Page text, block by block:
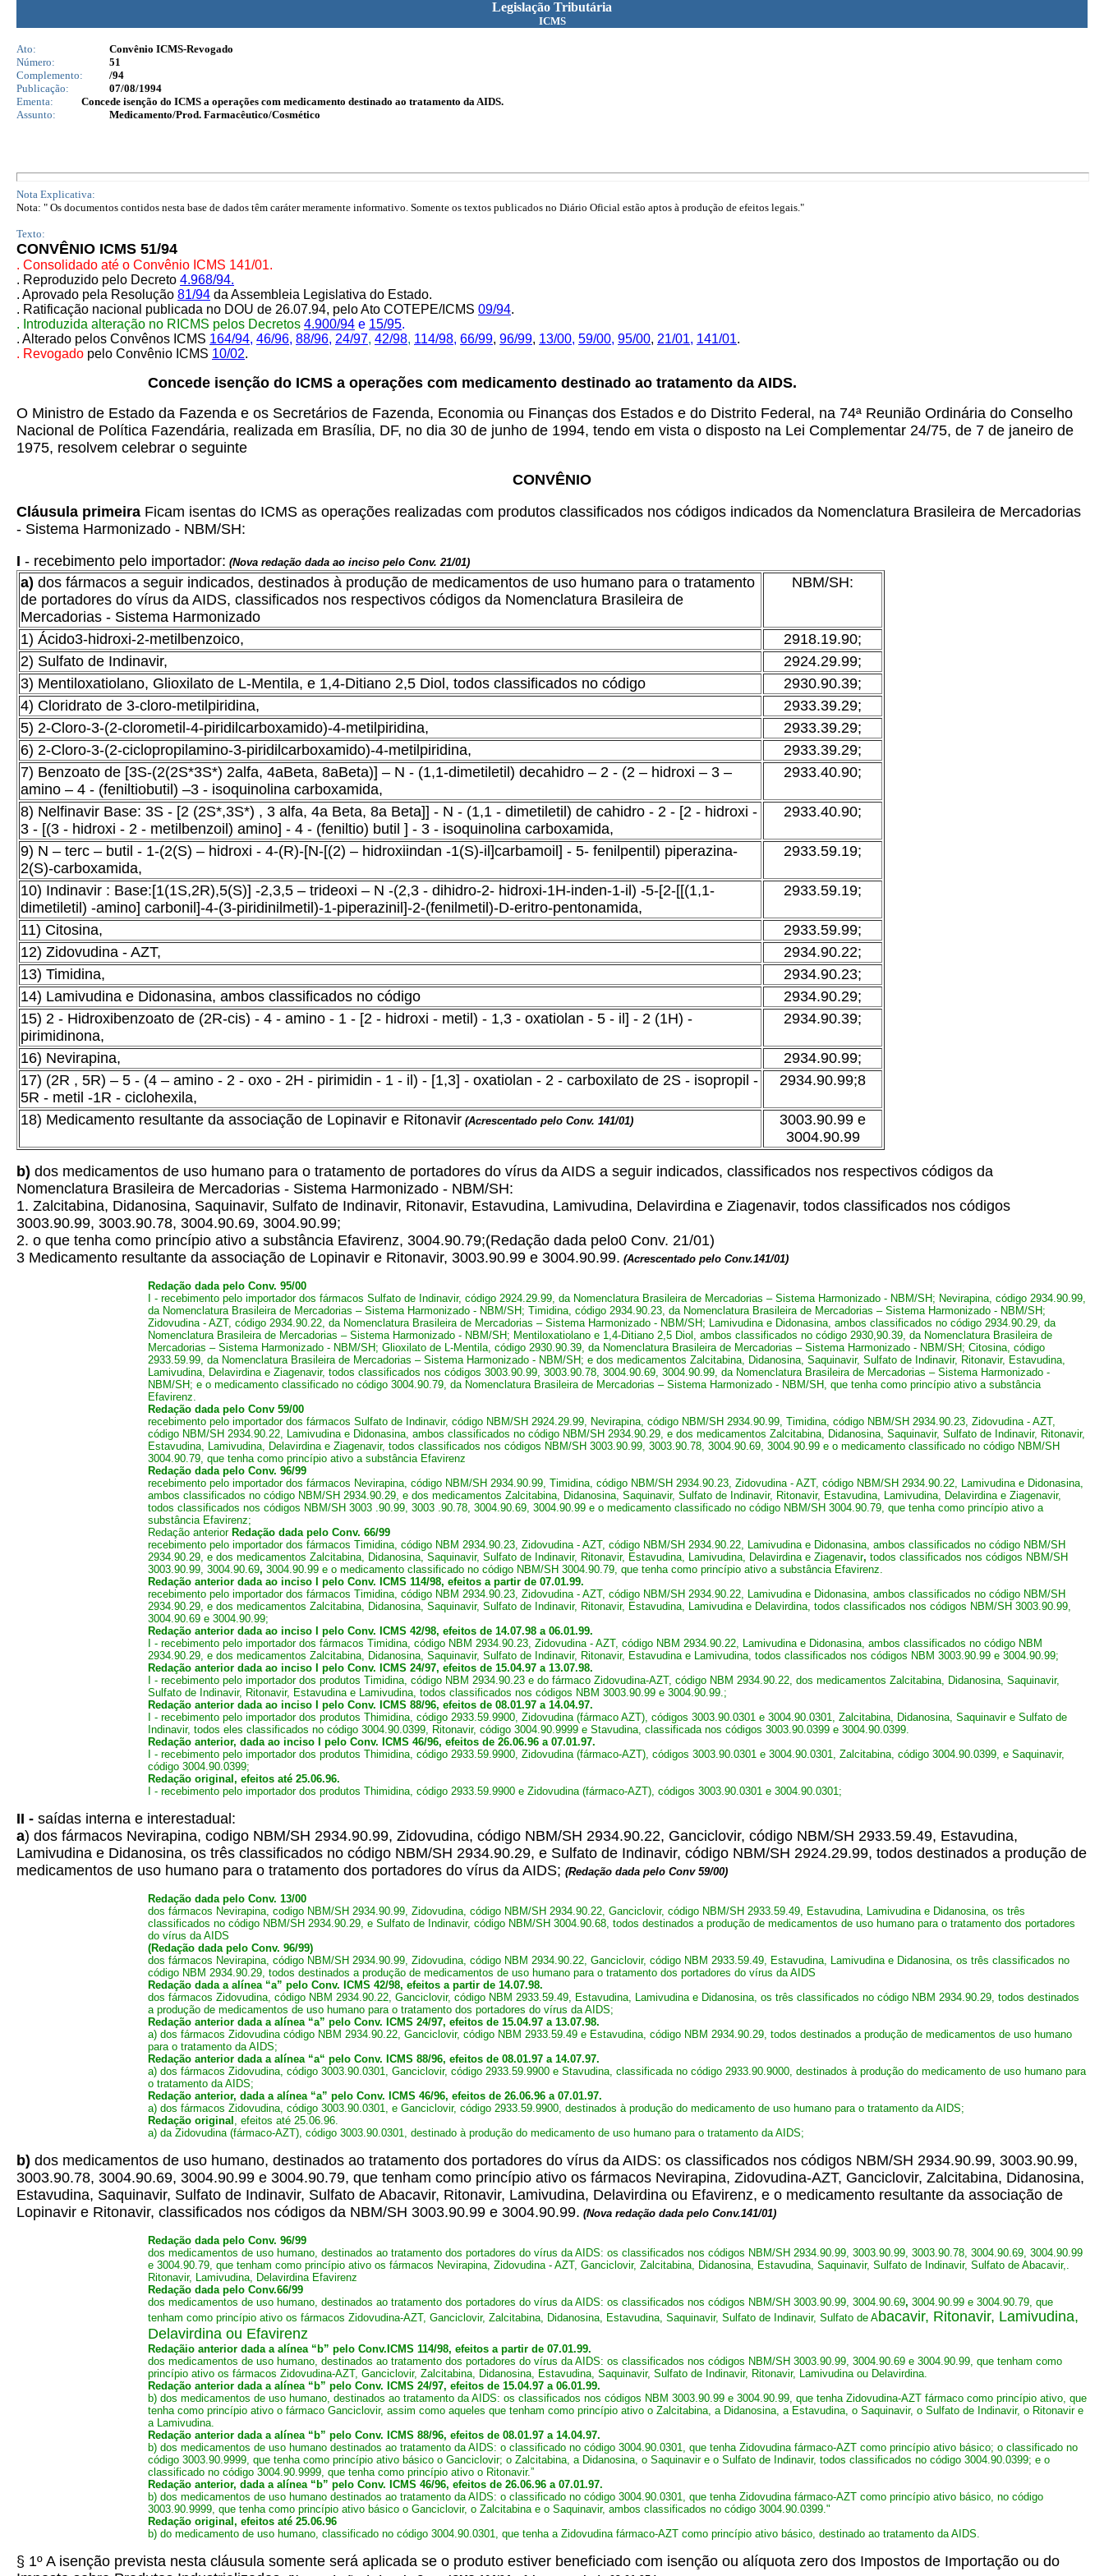
Legislação Tributária
ICMS
Ato:
Convênio ICMS-Revogado
Número:
51
Complemento:
/94
Publicação:
07/08/1994
Ementa:
Concede isenção do ICMS a operações com medicamento destinado ao tratamento da AIDS.
Assunto:
Medicamento/Prod. Farmacêutico/Cosmético
Nota Explicativa:
Nota: " Os documentos contidos nesta base de dados têm caráter meramente informativo. Somente os textos publicados no Diário Oficial estão aptos à produção de efeitos legais."
Texto:
CONVÊNIO ICMS 51/94
. Consolidado até o Convênio ICMS 141/01.
. Reproduzido pelo Decreto 4.968/94.
. Aprovado pela Resolução 81/94 da Assembleia Legislativa do Estado.
. Ratificação nacional publicada no DOU de 26.07.94, pelo Ato COTEPE/ICMS 09/94.
. Introduzida alteração no RICMS pelos Decretos 4.900/94 e 15/95.
. Alterado pelos Convênos ICMS 164/94, 46/96, 88/96, 24/97, 42/98, 114/98, 66/99, 96/99, 13/00, 59/00, 95/00, 21/01, 141/01.
. Revogado pelo Convênio ICMS 10/02.
Concede isenção do ICMS a operações com medicamento destinado ao tratamento da AIDS.
O Ministro de Estado da Fazenda e os Secretários de Fazenda, Economia ou Finanças dos Estados e do Distrito Federal, na 74ª Reunião Ordinária do Conselho
Nacional de Política Fazendária, realizada em Brasília, DF, no dia 30 de junho de 1994, tendo em vista o disposto na Lei Complementar 24/75, de 7 de janeiro de
1975, resolvem celebrar o seguinte
CONVÊNIO
Cláusula primeira Ficam isentas do ICMS as operações realizadas com produtos classificados nos códigos indicados da Nomenclatura Brasileira de Mercadorias
- Sistema Harmonizado - NBM/SH:
I - recebimento pelo importador: (Nova redação dada ao inciso pelo Conv. 21/01)
a) dos fármacos a seguir indicados, destinados à produção de medicamentos de uso humano para o tratamento
de portadores do vírus da AIDS, classificados nos respectivos códigos da Nomenclatura Brasileira de
Mercadorias - Sistema Harmonizado
NBM/SH:
1) Ácido3-hidroxi-2-metilbenzoico,
2918.19.90;
2) Sulfato de Indinavir,
2924.29.99;
3) Mentiloxatiolano, Glioxilato de L-Mentila, e 1,4-Ditiano 2,5 Diol, todos classificados no código
2930.90.39;
4) Cloridrato de 3-cloro-metilpiridina,
2933.39.29;
5) 2-Cloro-3-(2-clorometil-4-piridilcarboxamido)-4-metilpiridina,
2933.39.29;
6) 2-Cloro-3-(2-ciclopropilamino-3-piridilcarboxamido)-4-metilpiridina,
2933.39.29;
7) Benzoato de [3S-(2(2S*3S*) 2alfa, 4aBeta, 8aBeta)] – N - (1,1-dimetiletil) decahidro – 2 - (2 – hidroxi – 3 –
amino – 4 - (feniltiobutil) –3 - isoquinolina carboxamida,
2933.40.90;
8) Nelfinavir Base: 3S - [2 (2S*,3S*) , 3 alfa, 4a Beta, 8a Beta]] - N - (1,1 - dimetiletil) de cahidro - 2 - [2 - hidroxi -
3 - [(3 - hidroxi - 2 - metilbenzoil) amino] - 4 - (feniltio) butil ] - 3 - isoquinolina carboxamida,
2933.40.90;
9) N – terc – butil - 1-(2(S) – hidroxi - 4-(R)-[N-[(2) – hidroxiindan -1(S)-il]carbamoil] - 5- fenilpentil) piperazina-
2(S)-carboxamida,
2933.59.19;
10) Indinavir : Base:[1(1S,2R),5(S)] -2,3,5 – trideoxi – N -(2,3 - dihidro-2- hidroxi-1H-inden-1-il) -5-[2-[[(1,1-
dimetiletil) -amino] carbonil]-4-(3-piridinilmetil)-1-piperazinil]-2-(fenilmetil)-D-eritro-pentonamida,
2933.59.19;
11) Citosina,
2933.59.99;
12) Zidovudina - AZT,
2934.90.22;
13) Timidina,
2934.90.23;
14) Lamivudina e Didonasina, ambos classificados no código
2934.90.29;
15) 2 - Hidroxibenzoato de (2R-cis) - 4 - amino - 1 - [2 - hidroxi - metil) - 1,3 - oxatiolan - 5 - il] - 2 (1H) -
pirimidinona,
2934.90.39;
16) Nevirapina,
2934.90.99;
17) (2R , 5R) – 5 - (4 – amino - 2 - oxo - 2H - pirimidin - 1 - il) - [1,3] - oxatiolan - 2 - carboxilato de 2S - isopropil -
5R - metil -1R - ciclohexila,
2934.90.99;8
18) Medicamento resultante da associação de Lopinavir e Ritonavir (Acrescentado pelo Conv. 141/01)
3003.90.99 e
3004.90.99
b) dos medicamentos de uso humano para o tratamento de portadores do vírus da AIDS a seguir indicados, classificados nos respectivos códigos da
Nomenclatura Brasileira de Mercadorias - Sistema Harmonizado - NBM/SH:
1. Zalcitabina, Didanosina, Saquinavir, Sulfato de Indinavir, Ritonavir, Estavudina, Lamivudina, Delavirdina e Ziagenavir, todos classificados nos códigos
3003.90.99, 3003.90.78, 3004.90.69, 3004.90.99;
2. o que tenha como princípio ativo a substância Efavirenz, 3004.90.79;(Redação dada pelo0 Conv. 21/01)
3 Medicamento resultante da associação de Lopinavir e Ritonavir, 3003.90.99 e 3004.90.99. (Acrescentado pelo Conv.141/01)
Redação dada pelo Conv. 95/00
I - recebimento pelo importador dos fármacos Sulfato de Indinavir, código 2924.29.99, da Nomenclatura Brasileira de Mercadorias – Sistema Harmonizado - NBM/SH; Nevirapina, código 2934.90.99,
da Nomenclatura Brasileira de Mercadorias – Sistema Harmonizado - NBM/SH; Timidina, código 2934.90.23, da Nomenclatura Brasileira de Mercadorias – Sistema Harmonizado - NBM/SH;
Zidovudina - AZT, código 2934.90.22, da Nomenclatura Brasileira de Mercadorias – Sistema Harmonizado - NBM/SH; Lamivudina e Didonasina, ambos classificados no código 2934.90.29, da
Nomenclatura Brasileira de Mercadorias – Sistema Harmonizado - NBM/SH; Mentiloxatiolano e 1,4-Ditiano 2,5 Diol, ambos classificados no código 2930,90.39, da Nomenclatura Brasileira de
Mercadorias – Sistema Harmonizado - NBM/SH; Glioxilato de L-Mentila, código 2930.90.39, da Nomenclatura Brasileira de Mercadorias – Sistema Harmonizado - NBM/SH; Citosina, código
2933.59.99, da Nomenclatura Brasileira de Mercadorias – Sistema Harmonizado - NBM/SH; e dos medicamentos Zalcitabina, Didanosina, Saquinavir, Sulfato de Indinavir, Ritonavir, Estavudina,
Lamivudina, Delavirdina e Ziagenavir, todos classificados nos códigos 3003.90.99, 3003.90.78, 3004.90.69, 3004.90.99, da Nomenclatura Brasileira de Mercadorias – Sistema Harmonizado -
NBM/SH; e o medicamento classificado no código 3004.90.79, da Nomenclatura Brasileira de Mercadorias – Sistema Harmonizado - NBM/SH, que tenha como princípio ativo a substância
Efavirenz.
Redação dada pelo Conv 59/00
recebimento pelo importador dos fármacos Sulfato de Indinavir, código NBM/SH 2924.29.99, Nevirapina, código NBM/SH 2934.90.99, Timidina, código NBM/SH 2934.90.23, Zidovudina - AZT,
código NBM/SH 2934.90.22, Lamivudina e Didonasina, ambos classificados no código NBM/SH 2934.90.29, e dos medicamentos Zalcitabina, Didanosina, Saquinavir, Sulfato de Indinavir, Ritonavir,
Estavudina, Lamivudina, Delavirdina e Ziagenavir, todos classificados nos códigos NBM/SH 3003.90.99, 3003.90.78, 3004.90.69, 3004.90.99 e o medicamento classificado no código NBM/SH
3004.90.79, que tenha como princípio ativo a substância Efavirenz
Redação dada pelo Conv. 96/99
recebimento pelo importador dos fármacos Nevirapina, código NBM/SH 2934.90.99, Timidina, código NBM/SH 2934.90.23, Zidovudina - AZT, código NBM/SH 2934.90.22, Lamivudina e Didonasina,
ambos classificados no código NBM/SH 2934.90.29, e dos medicamentos Zalcitabina, Didanosina, Saquinavir, Sulfato de Indinavir, Ritonavir, Estavudina, Lamivudina, Delavirdina e Ziagenavir,
todos classificados nos códigos NBM/SH 3003 .90.99, 3003 .90.78, 3004.90.69, 3004.90.99 e o medicamento classificado no código NBM/SH 3004.90.79, que tenha como princípio ativo a
substância Efavirenz;
Redação anterior Redação dada pelo Conv. 66/99
recebimento pelo importador dos fármacos Timidina, código NBM 2934.90.23, Zidovudina - AZT, código NBM/SH 2934.90.22, Lamivudina e Didonasina, ambos classificados no código NBM/SH
2934.90.29, e dos medicamentos Zalcitabina, Didanosina, Saquinavir, Sulfato de Indinavir, Ritonavir, Estavudina, Lamivudina, Delavirdina e Ziagenavir, todos classificados nos códigos NBM/SH
3003.90.99, 3004.90.69, 3004.90.99 e o medicamento classificado no código NBM/SH 3004.90.79, que tenha como princípio ativo a substância Efavirenz.
Redação anterior dada ao inciso I pelo Conv. ICMS 114/98, efeitos a partir de 07.01.99.
recebimento pelo importador dos fármacos Timidina, código NBM 2934.90.23, Zidovudina - AZT, código NBM/SH 2934.90.22, Lamivudina e Didonasina, ambos classificados no código NBM/SH
2934.90.29, e dos medicamentos Zalcitabina, Didanosina, Saquinavir, Sulfato de Indinavir, Ritonavir, Estavudina, Lamivudina e Delavirdina, todos classificados nos códigos NBM/SH 3003.90.99,
3004.90.69 e 3004.90.99;
Redação anterior dada ao inciso I pelo Conv. ICMS 42/98, efeitos de 14.07.98 a 06.01.99.
I - recebimento pelo importador dos fármacos Timidina, código NBM 2934.90.23, Zidovudina - AZT, código NBM 2934.90.22, Lamivudina e Didonasina, ambos classificados no código NBM
2934.90.29, e dos medicamentos Zalcitabina, Didanosina, Saquinavir, Sulfato de Indinavir, Ritonavir, Estavudina e Lamivudina, todos classificados nos códigos NBM 3003.90.99 e 3004.90.99;
Redação anterior dada ao inciso I pelo Conv. ICMS 24/97, efeitos de 15.04.97 a 13.07.98.
I - recebimento pelo importador dos produtos Timidina, código NBM 2934.90.23 e do fármaco Zidovudina-AZT, código NBM 2934.90.22, dos medicamentos Zalcitabina, Didanosina, Saquinavir,
Sulfato de Indinavir, Ritonavir, Estavudina e Lamivudina, todos classificados nos códigos NBM 3003.90.99 e 3004.90.99.;
Redação anterior dada ao inciso I pelo Conv. ICMS 88/96, efeitos de 08.01.97 a 14.04.97.
I - recebimento pelo importador dos produtos Thimidina, código 2933.59.9900, Zidovudina (fármaco AZT), códigos 3003.90.0301 e 3004.90.0301, Zalcitabina, Didanosina, Saquinavir e Sulfato de
Indinavir, todos eles classificados no código 3004.90.0399, Ritonavir, código 3004.90.9999 e Stavudina, classificada nos códigos 3003.90.0399 e 3004.90.0399.
Redação anterior, dada ao inciso I pelo Conv. ICMS 46/96, efeitos de 26.06.96 a 07.01.97.
I - recebimento pelo importador dos produtos Thimidina, código 2933.59.9900, Zidovudina (fármaco-AZT), códigos 3003.90.0301 e 3004.90.0301, Zalcitabina, código 3004.90.0399, e Saquinavir,
código 3004.90.0399;
Redação original, efeitos até 25.06.96.
I - recebimento pelo importador dos produtos Thimidina, código 2933.59.9900 e Zidovudina (fármaco-AZT), códigos 3003.90.0301 e 3004.90.0301;
II - saídas interna e interestadual:
a) dos fármacos Nevirapina, codigo NBM/SH 2934.90.99, Zidovudina, código NBM/SH 2934.90.22, Ganciclovir, código NBM/SH 2933.59.49, Estavudina,
Lamivudina e Didanosina, os três classificados no código NBM/SH 2934.90.29, e Sulfato de Indinavir, código NBM/SH 2924.29.99, todos destinados a produção de
medicamentos de uso humano para o tratamento dos portadores do vírus da AIDS; (Redação dada pelo Conv 59/00)
Redação dada pelo Conv. 13/00
dos fármacos Nevirapina, codigo NBM/SH 2934.90.99, Zidovudina, código NBM/SH 2934.90.22, Ganciclovir, código NBM/SH 2933.59.49, Estavudina, Lamivudina e Didanosina, os três
classificados no código NBM/SH 2934.90.29, e Sulfato de Indinavir, código NBM/SH 3004.90.68, todos destinados a produção de medicamentos de uso humano para o tratamento dos portadores
do vírus da AIDS
(Redação dada pelo Conv. 96/99)
dos fármacos Nevirapina, código NBM/SH 2934.90.99, Zidovudina, código NBM 2934.90.22, Ganciclovir, código NBM 2933.59.49, Estavudina, Lamivudina e Didanosina, os três classificados no
código NBM 2934.90.29, todos destinados a produção de medicamentos de uso humano para o tratamento dos portadores do vírus da AIDS
Redação dada a alínea “a” pelo Conv. ICMS 42/98, efeitos a partir de 14.07.98.
dos fármacos Zidovudina, código NBM 2934.90.22, Ganciclovir, código NBM 2933.59.49, Estavudina, Lamivudina e Didanosina, os três classificados no código NBM 2934.90.29, todos destinados
a produção de medicamentos de uso humano para o tratamento dos portadores do vírus da AIDS;
Redação anterior dada a alínea “a” pelo Conv. ICMS 24/97, efeitos de 15.04.97 a 13.07.98.
a) dos fármacos Zidovudina código NBM 2934.90.22, Ganciclovir, código NBM 2933.59.49 e Estavudina, código NBM 2934.90.29, todos destinados a produção de medicamentos de uso humano
para o tratamento da AIDS;
Redação anterior dada a alínea “a“ pelo Conv. ICMS 88/96, efeitos de 08.01.97 a 14.07.97.
a) dos fármacos Zidovudina, código 3003.90.0301, Ganciclovir, código 2933.59.9900 e Stavudina, classificada no código 2933.90.9000, destinados à produção do medicamento de uso humano para
o tratamento da AIDS;
Redação anterior, dada a alínea “a” pelo Conv. ICMS 46/96, efeitos de 26.06.96 a 07.01.97.
a) dos fármacos Zidovudina, código 3003.90.0301, e Ganciclovir, código 2933.59.9900, destinados à produção do medicamento de uso humano para o tratamento da AIDS;
Redação original , efeitos até 25.06.96.
a) da Zidovudina (fármaco-AZT), código 3003.90.0301, destinado à produção do medicamento de uso humano para o tratamento da AIDS;
b) dos medicamentos de uso humano, destinados ao tratamento dos portadores do vírus da AIDS: os classificados nos códigos NBM/SH 2934.90.99, 3003.90.99,
3003.90.78, 3004.90.69, 3004.90.99 e 3004.90.79, que tenham como princípio ativo os fármacos Nevirapina, Zidovudina-AZT, Ganciclovir, Zalcitabina, Didanosina,
Estavudina, Saquinavir, Sulfato de Indinavir, Sulfato de Abacavir, Ritonavir, Lamivudina, Delavirdina ou Efavirenz, e o medicamento resultante da associação de
Lopinavir e Ritonavir, classificados nos códigos da NBM/SH 3003.90.99 e 3004.90.99. (Nova redação dada pelo Conv.141/01)
Redação dada pelo Conv. 96/99
dos medicamentos de uso humano, destinados ao tratamento dos portadores do vírus da AIDS: os classificados nos códigos NBM/SH 2934.90.99, 3003.90.99, 3003.90.78, 3004.90.69, 3004.90.99
e 3004.90.79, que tenham como princípio ativo os fármacos Nevirapina, Zidovudina - AZT, Ganciclovir, Zalcitabina, Didanosina, Estavudina, Saquinavir, Sulfato de Indinavir, Sulfato de Abacavir,.
Ritonavir, Lamivudina, Delavirdina Efavirenz
Redação dada pelo Conv.66/99
dos medicamentos de uso humano, destinados ao tratamento dos portadores do vírus da AIDS: os classificados nos códigos NBM/SH 3003.90.99, 3004.90.69, 3004.90.99 e 3004.90.79, que
tenham como princípio ativo os fármacos Zidovudina-AZT, Ganciclovir, Zalcitabina, Didanosina, Estavudina, Saquinavir, Sulfato de Indinavir, Sulfato de Abacavir, Ritonavir, Lamivudina,
Delavirdina ou Efavirenz
Redaçãio anterior dada a alínea “b” pelo Conv.ICMS 114/98, efeitos a partir de 07.01.99.
dos medicamentos de uso humano, destinados ao tratamento dos portadores do vírus da AIDS: os classificados nos códigos NBM/SH 3003.90.99, 3004.90.69 e 3004.90.99, que tenham como
princípio ativo os fármacos Zidovudina-AZT, Ganciclovir, Zalcitabina, Didanosina, Estavudina, Saquinavir, Sulfato de Indinavir, Ritonavir, Lamivudina ou Delavirdina.
Redação anterior dada a alínea “b” pelo Conv. ICMS 24/97, efeitos de 15.04.97 a 06.01.99.
b) dos medicamentos de uso humano, destinados ao tratamento da AIDS: os classificados nos códigos NBM 3003.90.99 e 3004.90.99, que tenha Zidovudina-AZT fármaco como princípio ativo, que
tenha como princípio ativo o fármaco Ganciclovir, assim como aqueles que tenham como princípio ativo o Zalcitabina, a Didanosina, a Estavudina, o Saquinavir, o Sulfato de Indinavir, o Ritonavir e
a Lamivudina.
Redação anterior dada a alínea “b” pelo Conv. ICMS 88/96, efeitos de 08.01.97 a 14.04.97.
b) dos medicamentos de uso humano destinados ao tratamento da AIDS: o classificado no código 3004.90.0301, que tenha Zidovudina fármaco-AZT como princípio ativo básico; o classificado no
código 3003.90.9999, que tenha como princípio ativo básico o Ganciclovir; o Zalcitabina, a Didanosina, o Saquinavir e o Sulfato de Indinavir, todos classificados no código 3004.90.0399; e o
classificado no código 3004.90.9999, que tenha como princípio ativo o Ritonavir.”
Redação anterior, dada a alínea “b” pelo Conv. ICMS 46/96, efeitos de 26.06.96 a 07.01.97.
b) dos medicamentos de uso humano destinados ao tratamento da AIDS: o classificado no código 3004.90.0301, que tenha Zidovudina fármaco-AZT como princípio ativo básico, no código
3003.90.9999, que tenha como princípio ativo básico o Ganciclovir, o Zalcitabina e o Saquinavir, ambos classificados no código 3004.90.0399."
Redação original, efeitos até 25.06.96
b) do medicamento de uso humano, classificado no código 3004.90.0301, que tenha a Zidovudina fármaco-AZT como princípio ativo básico, destinado ao tratamento da AIDS.
§ 1º A isenção prevista nesta cláusula somente será aplicada se o produto estiver beneficiado com isenção ou alíquota zero dos Impostos de Importação ou do